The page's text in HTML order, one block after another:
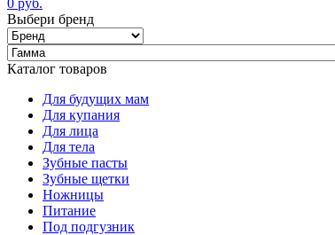
Выбери бренд
Каталог товаров
Для будущих мам
Для купания
Для лица
Для тела
Зубные пасты
Зубные щетки
Ножницы
Питание
Под подгузник